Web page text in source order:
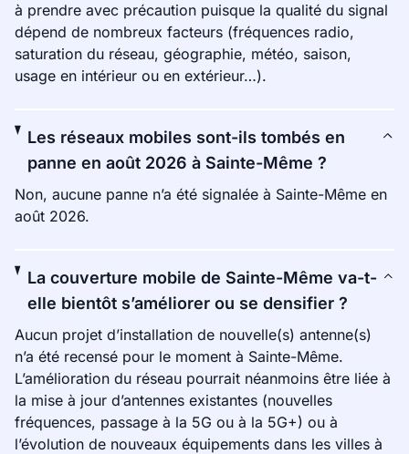
à prendre avec précaution puisque la qualité du signal
dépend de nombreux facteurs (fréquences radio,
saturation du réseau, géographie, météo, saison,
usage en intérieur ou en extérieur…).
Les réseaux mobiles sont-ils tombés en
panne en août 2026 à Sainte-Même ?
Non, aucune panne n’a été signalée à Sainte-Même en
août 2026.
La couverture mobile de Sainte-Même va-t-
elle bientôt s’améliorer ou se densifier ?
Aucun projet d’installation de nouvelle(s) antenne(s)
n’a été recensé pour le moment à Sainte-Même.
L’amélioration du réseau pourrait néanmoins être liée à
la mise à jour d’antennes existantes (nouvelles
fréquences, passage à la 5G ou à la 5G+) ou à
l’évolution de nouveaux équipements dans les villes à